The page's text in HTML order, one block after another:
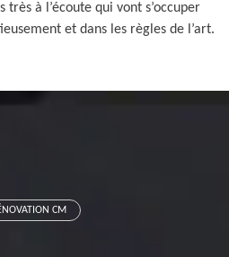
à l’écoute qui vont s’occuper
et dans les règles de l’art.
CM